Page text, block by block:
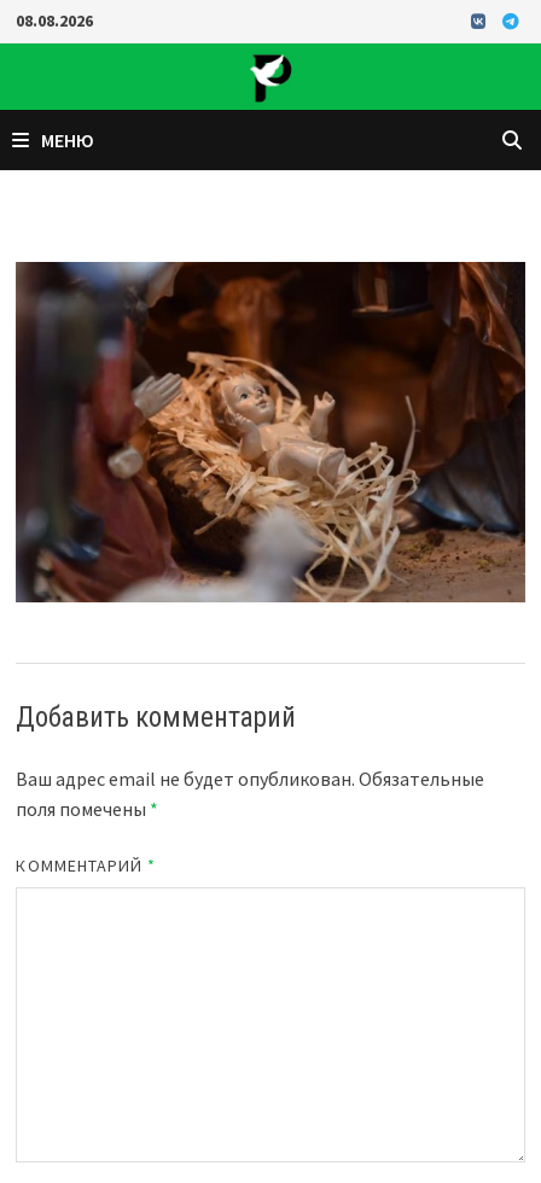
Перейти
к
08.08.2026
МЕНЮ
Добавить комментарий
Ваш адрес email не будет опубликован. Обязательные
поля помечены *
КОММЕНТАРИЙ *